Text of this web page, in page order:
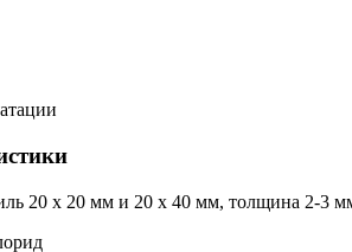
20 х 20 мм и 20 х 40 мм, толщина 2-3